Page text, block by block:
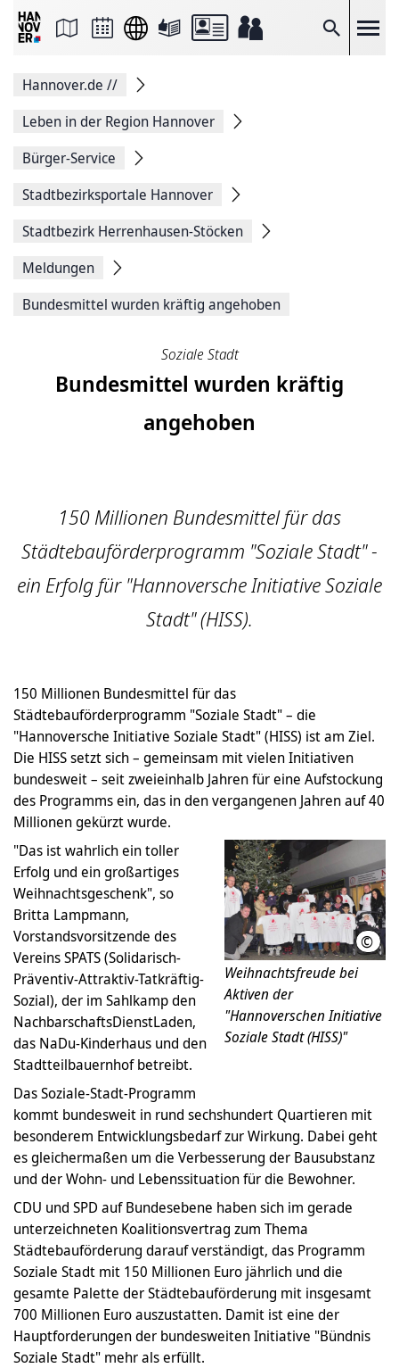
Suche
Seite
Facebook
teilen
Seitenlink
Seite
Hannover.de //
Leben in der Region Hannover
Bürger-Service
Stadtbezirksportale Hannover
Stadtbezirk Herrenhausen-Stöcken
Meldungen
Bundesmittel wurden kräftig angehoben
Soziale Stadt
Bundesmittel wurden kräftig
angehoben
150 Millionen Bundesmittel für das
Städtebauförderprogramm "Soziale Stadt" -
ein Erfolg für "Hannoversche Initiative Soziale
Stadt" (HISS).
150 Millionen Bundesmittel für das
Städtebauförderprogramm "Soziale Stadt" – die
"Hannoversche Initiative Soziale Stadt" (HISS) ist am Ziel.
Die HISS setzt sich – gemeinsam mit vielen Initiativen
bundesweit – seit zweieinhalb Jahren für eine Aufstockung
des Programms ein, das in den vergangenen Jahren auf 40
Millionen gekürzt wurde.
©
Weihnachtsfreude bei
Aktiven der
"Hannoverschen Initiative
Soziale Stadt (HISS)"
"Das ist wahrlich ein toller
Erfolg und ein großartiges
Weihnachtsgeschenk", so
Britta Lampmann,
Vorstandsvorsitzende des
Vereins SPATS (Solidarisch-
Präventiv-Attraktiv-Tatkräftig-
Sozial), der im Sahlkamp den
NachbarschaftsDienstLaden,
das NaDu-Kinderhaus und den
Stadtteilbauernhof betreibt.
Das Soziale-Stadt-Programm
kommt bundesweit in rund sechshundert Quartieren mit
besonderem Entwicklungsbedarf zur Wirkung. Dabei geht
es gleichermaßen um die Verbesserung der Bausubstanz
und der Wohn- und Lebenssituation für die Bewohner.
CDU und SPD auf Bundesebene haben sich im gerade
unterzeichneten Koalitionsvertrag zum Thema
Städtebauförderung darauf verständigt, das Programm
Soziale Stadt mit 150 Millionen Euro jährlich und die
gesamte Palette der Städtebauförderung mit insgesamt
700 Millionen Euro auszustatten. Damit ist eine der
Hauptforderungen der bundesweiten Initiative "Bündnis
Soziale Stadt" mehr als erfüllt.